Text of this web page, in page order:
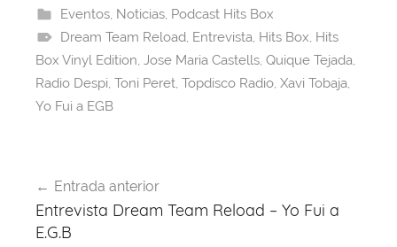
e
b
o
o
a
d
s
s
A
p
e
st
gr
a
m
er
Eventos, Noticias, Podcast Hits Box
Dream Team Reload, Entrevista, Hits Box, Hits
Box Vinyl Edition, Jose Maria Castells, Quique Tejada,
Radio Despi, Toni Peret, Topdisco Radio, Xavi Tobaja,
Yo Fui a EGB
de
entradas
Entrada anterior
Entrevista Dream Team Reload – Yo Fui a
E.G.B